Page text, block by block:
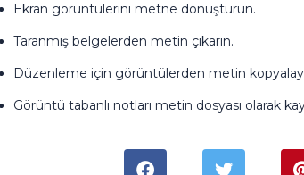
Ekran görüntülerini metne dönüştürün.
Taranmış belgelerden metin çıkarın.
Düzenleme için görüntülerden metin
Görüntü tabanlı notları metin dosyası olarak